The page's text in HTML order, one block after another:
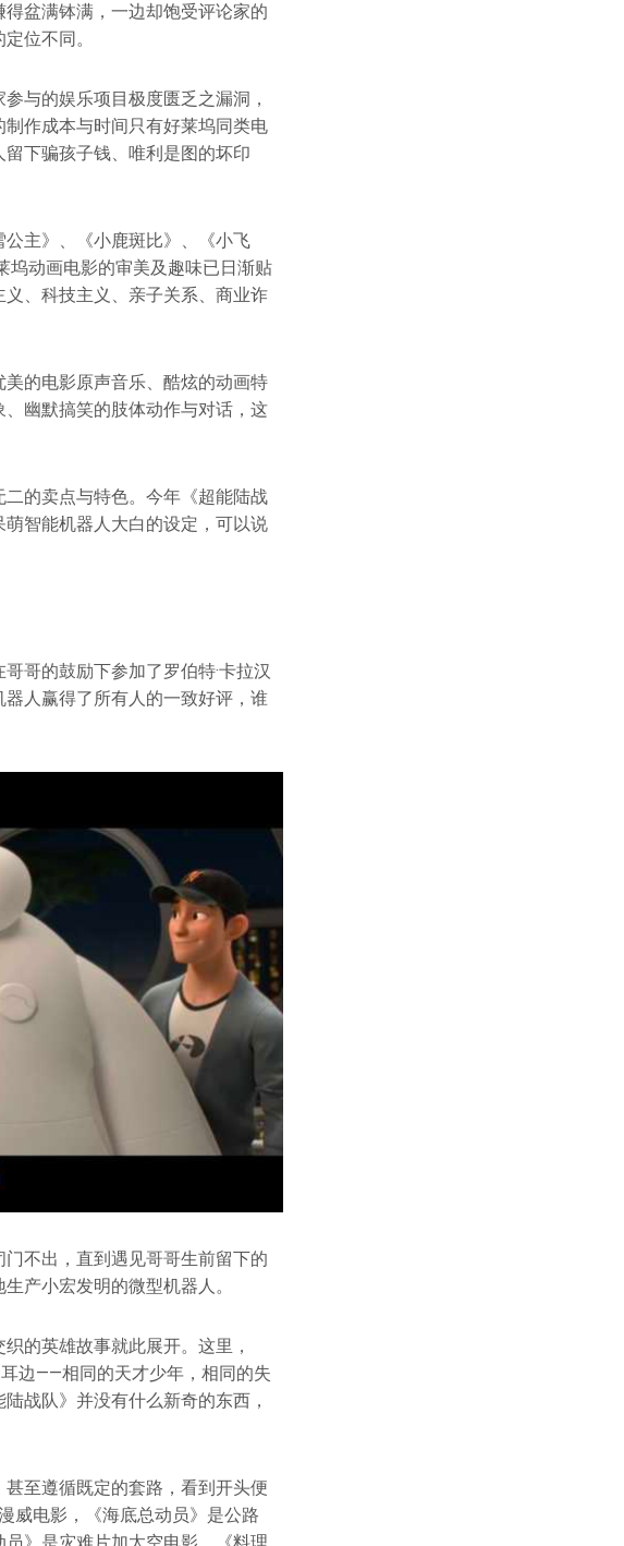
盆满钵满，一边却饱受评论家的
位不同。
与的娱乐项目极度匮乏之漏洞，
作成本与时间只有好莱坞同类电
下骗孩子钱、唯利是图的坏印
主》、《小鹿斑比》、《小飞
坞动画电影的审美及趣味已日渐贴
、科技主义、亲子关系、商业诈
的电影原声音乐、酷炫的动画特
幽默搞笑的肢体动作与对话，这
的卖点与特色。今年《超能陆战
智能机器人大白的设定，可以说
哥的鼓励下参加了罗伯特·卡拉汉
人赢得了所有人的一致好评，谁
不出，直到遇见哥哥生前留下的
产小宏发明的微型机器人。
的英雄故事就此展开。这里，
耳边——相同的天才少年，相同的失
战队》并没有什么新奇的东西，
至遵循既定的套路，看到开头便
威电影，《海底总动员》是公路